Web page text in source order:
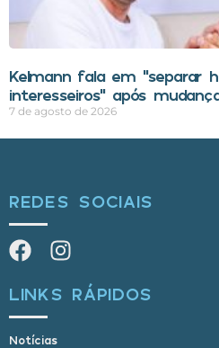
Kelmann fala em “separar
interesseiros” após
7 de agosto de 2026
REDES SOCIAIS
LINKS RÁPIDOS
Notícias